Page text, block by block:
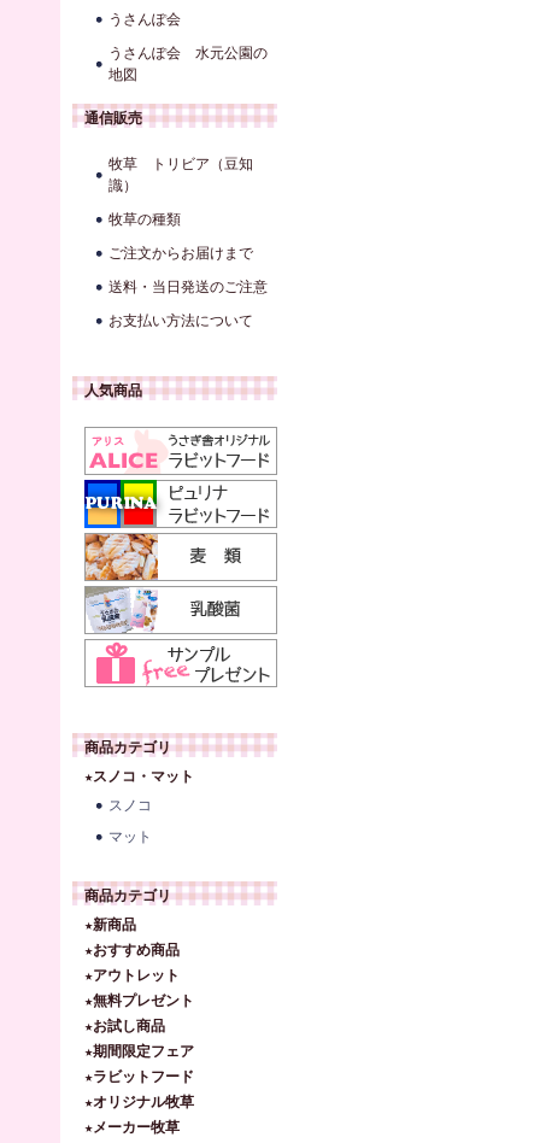
うさんぽ会
うさんぽ会 水元公園の
地図
通信販売
牧草 トリビア（豆知
識）
牧草の種類
ご注文からお届けまで
送料・当日発送のご注意
お支払い方法について
人気商品
商品カテゴリ
★スノコ・マット
スノコ
マット
商品カテゴリ
★新商品
★おすすめ商品
★アウトレット
★無料プレゼント
★お試し商品
★期間限定フェア
★ラビットフード
★オリジナル牧草
★メーカー牧草